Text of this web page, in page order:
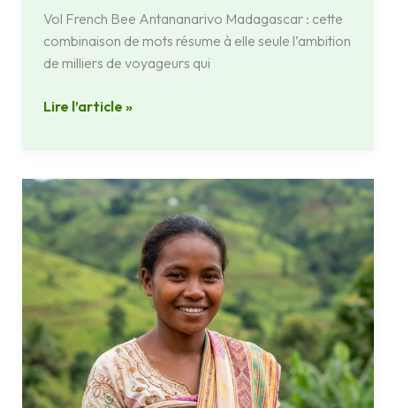
Vol French Bee Antananarivo Madagascar : cette
combinaison de mots résume à elle seule l’ambition
de milliers de voyageurs qui
Lire l’article »
Tamina,
un
prénom
malgache
porteur
d’histoire